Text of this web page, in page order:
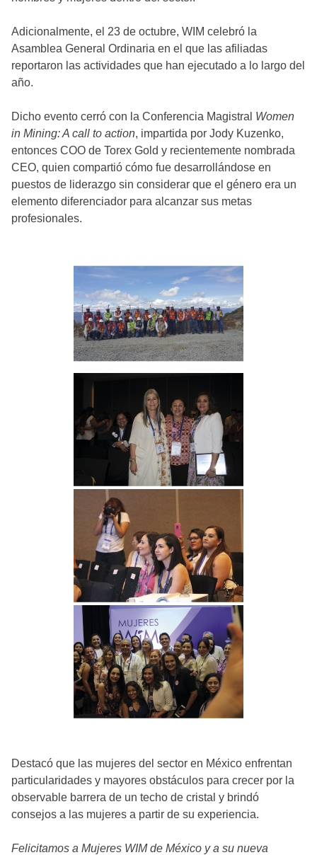
Adicionalmente, el 23 de octubre, WIM celebró la
Asamblea General Ordinaria en el que las afiliadas
reportaron las actividades que han ejecutado a lo largo del
año.
Dicho evento cerró con la Conferencia Magistral Women
in Mining: A call to action, impartida por Jody Kuzenko,
entonces COO de Torex Gold y recientemente nombrada
CEO, quien compartió cómo fue desarrollándose en
puestos de liderazgo sin considerar que el género era un
elemento diferenciador para alcanzar sus metas
profesionales.
Destacó que las mujeres del sector en México enfrentan
particularidades y mayores obstáculos para crecer por la
observable barrera de un techo de cristal y brindó
consejos a las mujeres a partir de su experiencia.
Felicitamos a Mujeres WIM de México y a su nueva